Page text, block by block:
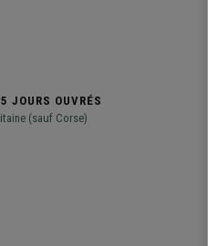
JOURS OUVRÉS
(sauf Corse)